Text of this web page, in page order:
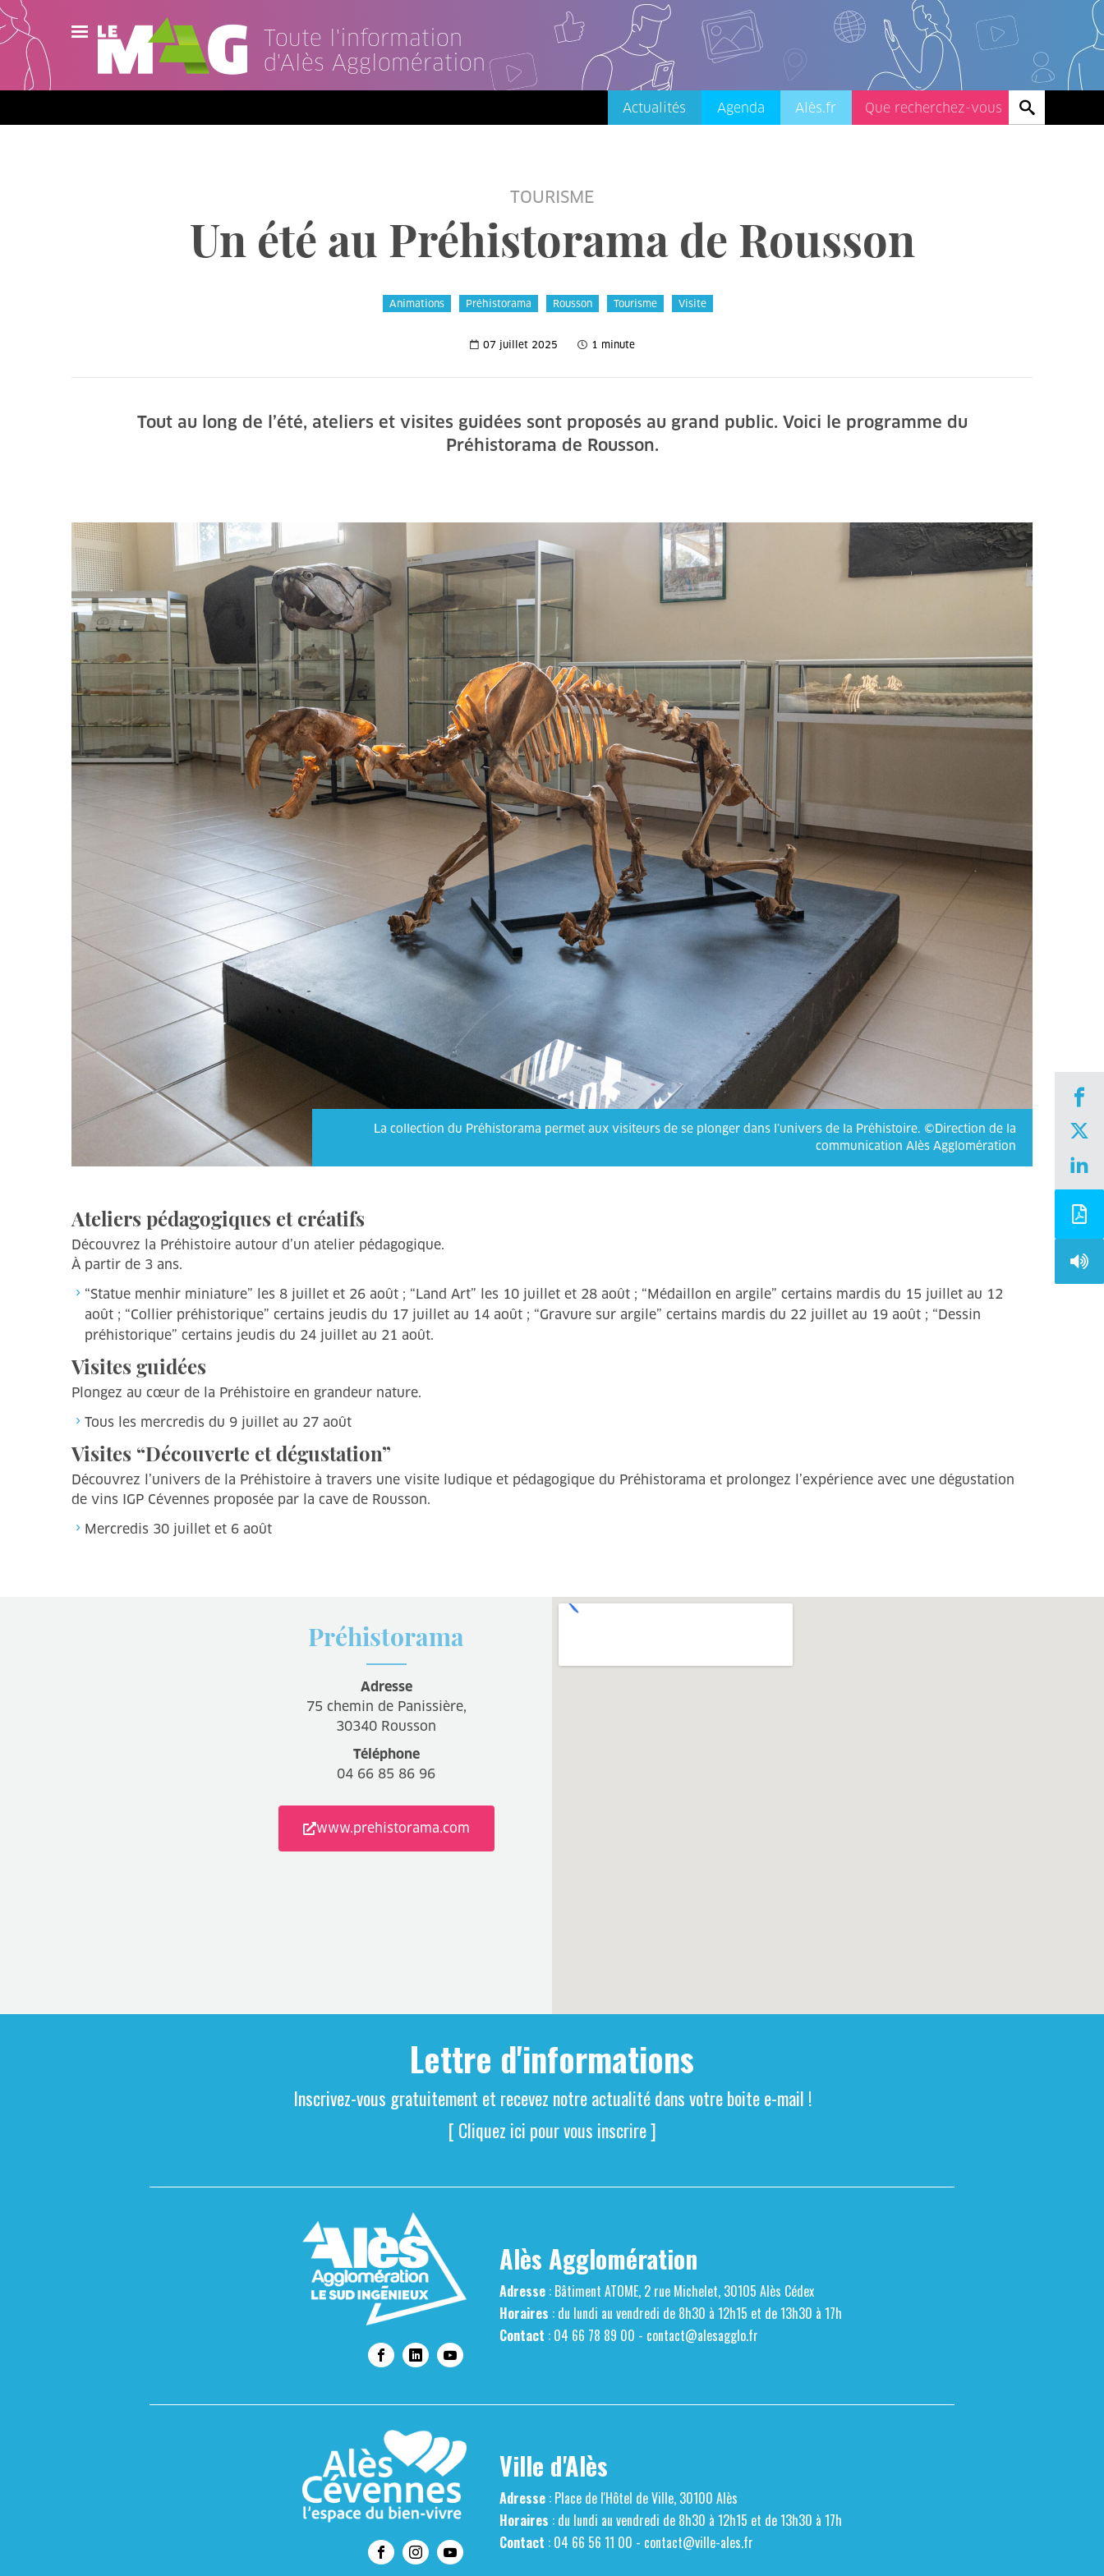
Toute l'information
d'Alès Agglomération
Actualités
Agenda
Actualités Agenda Alès.fr
TOURISME
Un été au Préhistorama de Rousson
Animations Préhistorama Rousson Tourisme Visite
07 juillet 2025 1 minute
Tout au long de l’été, ateliers et visites guidées sont proposés au grand public. Voici le programme du
Préhistorama de Rousson.
La collection du Préhistorama permet aux visiteurs de se plonger dans l’univers de la Préhistoire. ©Direction de la
communication Alès Agglomération
Ateliers pédagogiques et créatifs
Découvrez la Préhistoire autour d’un atelier pédagogique.
À partir de 3 ans.
“Statue menhir miniature” les 8 juillet et 26 août ; “Land Art” les 10 juillet et 28 août ; “Médaillon en argile” certains mardis du 15 juillet au 12
août ; “Collier préhistorique” certains jeudis du 17 juillet au 14 août ; “Gravure sur argile” certains mardis du 22 juillet au 19 août ; “Dessin
préhistorique” certains jeudis du 24 juillet au 21 août.
Visites guidées
Plongez au cœur de la Préhistoire en grandeur nature.
Tous les mercredis du 9 juillet au 27 août
Visites “Découverte et dégustation”
Découvrez l’univers de la Préhistoire à travers une visite ludique et pédagogique du Préhistorama et prolongez l’expérience avec une dégustation
de vins IGP Cévennes proposée par la cave de Rousson.
Mercredis 30 juillet et 6 août
Préhistorama
Adresse
75 chemin de Panissière,
30340 Rousson
Téléphone
04 66 85 86 96
www.prehistorama.com
Lettre d'informations
Inscrivez-vous gratuitement et recevez notre actualité dans votre boite e-mail !
[ Cliquez ici pour vous inscrire ]
Alès Agglomération
Adresse: Bâtiment ATOME, 2 rue Michelet, 30105 Alès Cédex
Horaires : du lundi au vendredi de 8h30 à 12h15 et de 13h30 à 17h
Contact : 04 66 78 89 00 - contact@alesagglo.fr
Ville d'Alès
Adresse: Place de l'Hôtel de Ville, 30100 Alès
Horaires : du lundi au vendredi de 8h30 à 12h15 et de 13h30 à 17h
Contact : 04 66 56 11 00 - contact@ville-ales.fr